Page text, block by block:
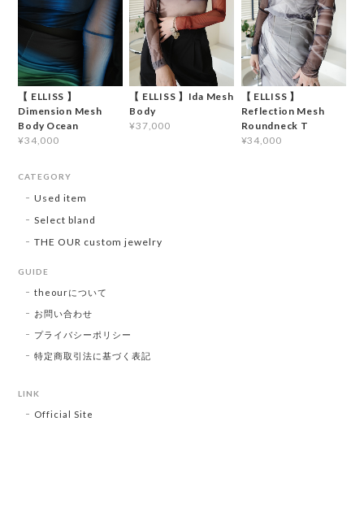
【 ELLISS 】
Dimension Mesh
Body Ocean
¥34,000
【 ELLISS 】Ida Mesh
Body
¥37,000
【 ELLISS 】
Reflection Mesh
Roundneck T
¥34,000
CATEGORY
Used item
Select bland
THE OUR custom jewelry
GUIDE
theourについて
お問い合わせ
プライバシーポリシー
特定商取引法に基づく表記
LINK
Official Site